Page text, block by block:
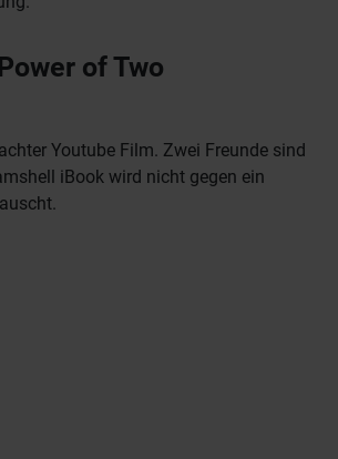
of Two
Youtube Film. Zwei Freunde sind
iBook wird nicht gegen ein